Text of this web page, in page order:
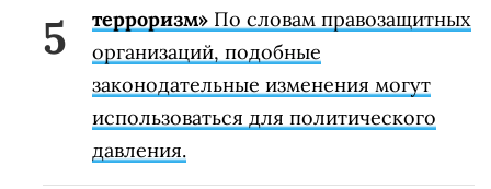
терроризм» По словам правозащитных
организаций, подобные
законодательные изменения могут
использоваться для политического
давления.